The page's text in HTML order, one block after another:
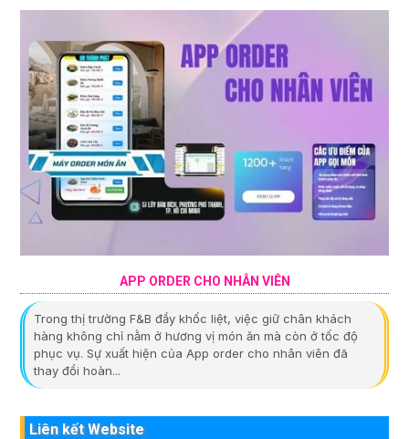
APP ORDER CHO NHÂN VIÊN
Trong thị trường F&B đầy khốc liệt, việc giữ chân khách
hàng không chỉ nằm ở hương vị món ăn mà còn ở tốc độ
phục vụ. Sự xuất hiện của App order cho nhân viên đã
thay đổi hoàn...
Liên kết Website